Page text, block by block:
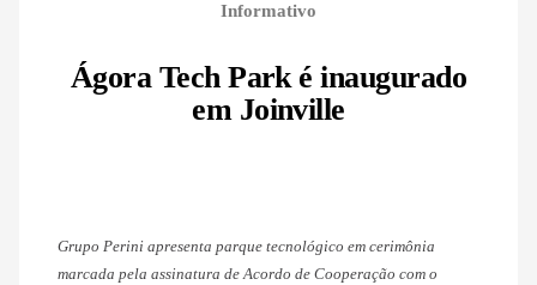
Informativo
Ágora Tech Park é inaugurado
em Joinville
Grupo Perini apresenta parque tecnológico em cerimônia
marcada pela assinatura de Acordo de Cooperação com o